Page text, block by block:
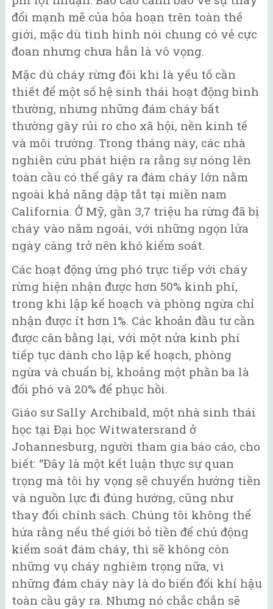
đổi mạnh mẽ của hỏa hoạn trên toàn thế
giới, mặc dù tình hình nói chung có vẻ cực
đoan nhưng chưa hẳn là vô vọng.
Mặc dù cháy rừng đôi khi là yếu tố cần
thiết để một số hệ sinh thái hoạt động bình
thường, nhưng những đám cháy bất
thường gây rủi ro cho xã hội, nền kinh tế
và môi trường. Trong tháng này, các nhà
nghiên cứu phát hiện ra rằng sự nóng lên
toàn cầu có thể gây ra đám cháy lớn nằm
ngoài khả năng dập tắt tại miền nam
California. Ở Mỹ, gần 3,7 triệu ha rừng đã bị
cháy vào năm ngoái, với những ngọn lửa
ngày càng trở nên khó kiểm soát.
Các hoạt động ứng phó trực tiếp với cháy
rừng hiện nhận được hơn 50% kinh phí,
trong khi lập kế hoạch và phòng ngừa chỉ
nhận được ít hơn 1%. Các khoản đầu tư cần
được cân bằng lại, với một nửa kinh phí
tiếp tục dành cho lập kế hoạch, phòng
ngừa và chuẩn bị, khoảng một phần ba là
đối phó và 20% để phục hồi.
Giáo sư Sally Archibald, một nhà sinh thái
học tại Đại học Witwatersrand ở
Johannesburg, người tham gia báo cáo, cho
biết: “Đây là một kết luận thực sự quan
trọng mà tôi hy vọng sẽ chuyển hướng tiền
và nguồn lực đi đúng hướng, cũng như
thay đổi chính sách. Chúng tôi không thể
hứa rằng nếu thế giới bỏ tiền để chủ động
kiểm soát đám cháy, thì sẽ không còn
những vụ cháy nghiêm trọng nữa, vì
những đám cháy này là do biến đổi khí hậu
toàn cầu gây ra. Nhưng nó chắc chắn sẽ